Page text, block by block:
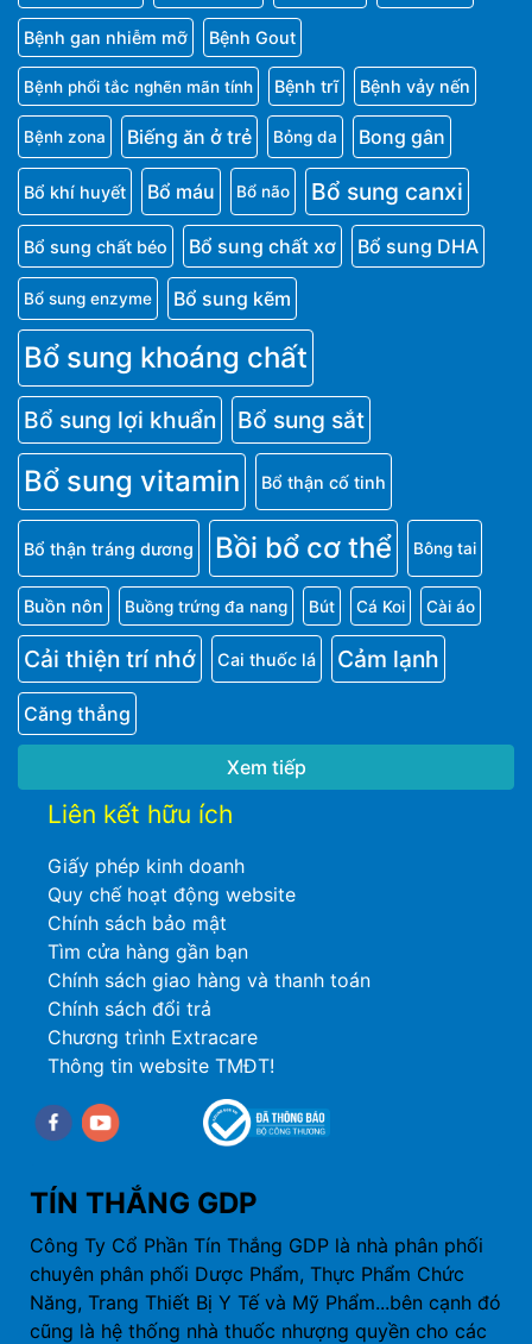
Bệnh gan nhiễm mỡ Bệnh Gout
Bệnh phổi tắc nghẽn mãn tính Bệnh trĩ Bệnh vảy nến
Bệnh zona Biếng ăn ở trẻ Bỏng da Bong gân
Bổ khí huyết Bổ máu Bổ não Bổ sung canxi
Bổ sung chất béo Bổ sung chất xơ Bổ sung DHA
Bổ sung enzyme Bổ sung kẽm
Bổ sung khoáng chất
Bổ sung lợi khuẩn Bổ sung sắt
Bổ sung vitamin Bổ thận cố tinh
Bổ thận tráng dương Bồi bổ cơ thể Bông tai
Buồn nôn Buồng trứng đa nang Bút Cá Koi Cài áo
Cải thiện trí nhớ Cai thuốc lá Cảm lạnh
Căng thẳng
Xem tiếp
Liên kết hữu ích
Giấy phép kinh doanh
Quy chế hoạt động website
Chính sách bảo mật
Tìm cửa hàng gần bạn
Chính sách giao hàng và thanh toán
Chính sách đổi trả
Chương trình Extracare
Thông tin website TMĐT!
Facebookyoutube
TÍN THẮNG GDP
Công Ty Cổ Phần Tín Thắng GDP là nhà phân phối
chuyên phân phối Dược Phẩm, Thực Phẩm Chức
Năng, Trang Thiết Bị Y Tế và Mỹ Phẩm...bên cạnh đó
cũng là hệ thống nhà thuốc nhượng quyền cho các